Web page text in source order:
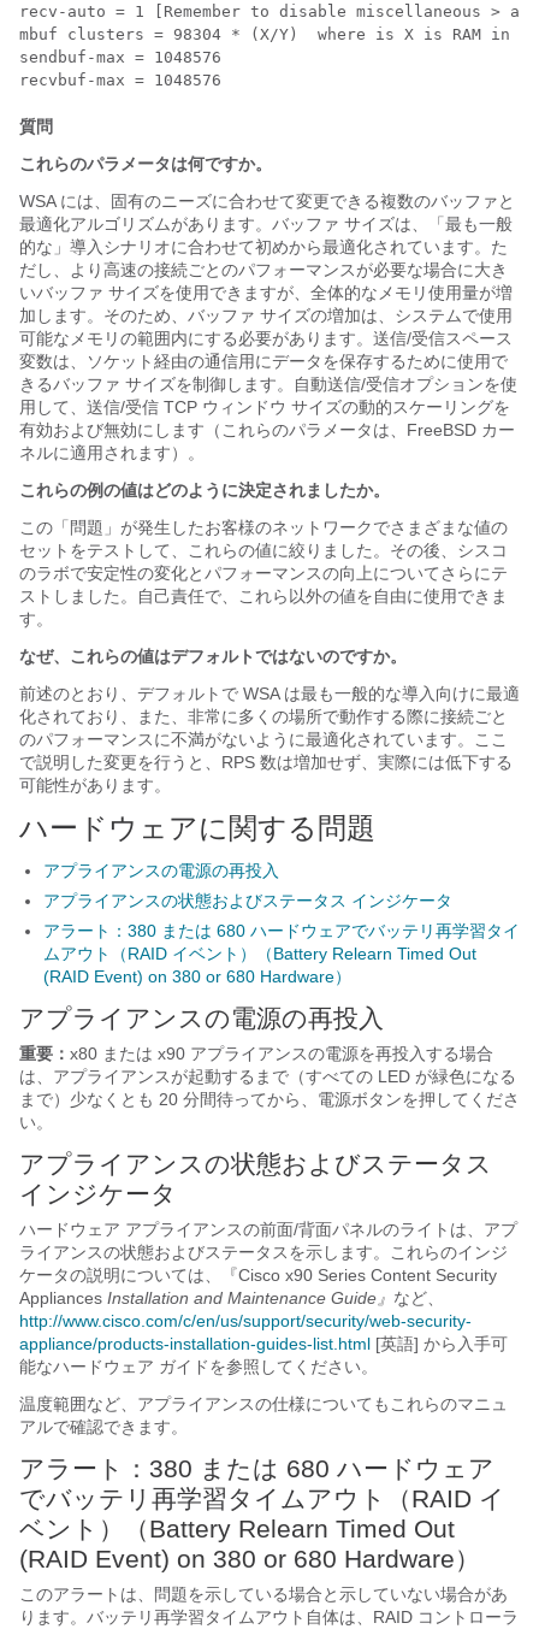
recv-auto = 1 [Remember to disable miscellaneous >
mbuf clusters = 98304 * (X/Y)  where is X is RAM in
sendbuf-max = 1048576
recvbuf-max = 1048576
質問
これらのパラメータは何ですか。
WSA には、固有のニーズに合わせて変更できる複数のバッファと
最適化アルゴリズムがあります。バッファ サイズは、「最も一般
的な」導入シナリオに合わせて初めから最適化されています。た
だし、より高速の接続ごとのパフォーマンスが必要な場合に大き
いバッファ サイズを使用できますが、全体的なメモリ使用量が増
加します。そのため、バッファ サイズの増加は、システムで使用
可能なメモリの範囲内にする必要があります。送信/受信スペース
変数は、ソケット経由の通信用にデータを保存するために使用で
きるバッファ サイズを制御します。自動送信/受信オプションを使
用して、送信/受信 TCP ウィンドウ サイズの動的スケーリングを
有効および無効にします（これらのパラメータは、FreeBSD カー
ネルに適用されます）。
これらの例の値はどのように決定されましたか。
この「問題」が発生したお客様のネットワークでさまざまな値の
セットをテストして、これらの値に絞りました。その後、シスコ
のラボで安定性の変化とパフォーマンスの向上についてさらにテ
ストしました。自己責任で、これら以外の値を自由に使用できま
す。
なぜ、これらの値はデフォルトではないのですか。
前述のとおり、デフォルトで WSA は最も一般的な導入向けに最適
化されており、また、非常に多くの場所で動作する際に接続ごと
のパフォーマンスに不満がないように最適化されています。ここ
で説明した変更を行うと、RPS 数は増加せず、実際には低下する
可能性があります。
ハードウェアに関する問題
アプライアンスの電源の再投入
アプライアンスの状態およびステータス インジケータ
アラート：380 または 680 ハードウェアでバッテリ再学習タイ
ムアウト（RAID イベント）（Battery Relearn Timed Out
(RAID Event) on 380 or 680 Hardware）
アプライアンスの電源の再投入
重要： x80 または x90 アプライアンスの電源を再投入する場合
は、アプライアンスが起動するまで（すべての LED が緑色になる
まで）少なくとも 20 分間待ってから、電源ボタンを押してくださ
い。
アプライアンスの状態およびステータス
インジケータ
ハードウェア アプライアンスの前面/背面パネルのライトは、アプ
ライアンスの状態およびステータスを示します。これらのインジ
ケータの説明については、
『Cisco x90 Series Content Security
Appliances Installation and Maintenance Guide』 など、
http://www.cisco.com/c/en/us/support/security/web-security-
appliance/products-installation-guides-list.html [英語] から入手可
能なハードウェア ガイドを参照してください。
温度範囲など、アプライアンスの仕様についてもこれらのマニュ
アルで確認できます。
アラート：380 または 680 ハードウェア
でバッテリ再学習タイムアウト（RAID イ
ベント）（Battery Relearn Timed Out
(RAID Event) on 380 or 680 Hardware）
このアラートは、問題を示している場合と示していない場合があ
ります。バッテリ再学習タイムアウト自体は、RAID コントローラ